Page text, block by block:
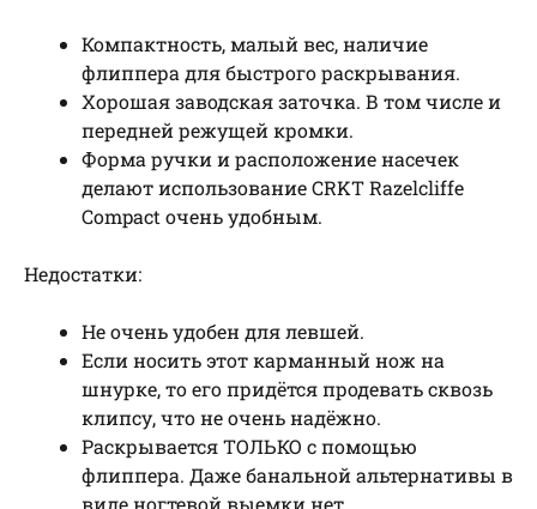
Компактность, малый вес, наличие
флиппера для быстрого раскрывания.
Хорошая заводская заточка. В том числе и
передней режущей кромки.
Форма ручки и расположение насечек
делают использование CRKT Razelcliffe
Compact очень удобным.
Недостатки:
Не очень удобен для левшей.
Если носить этот карманный нож на
шнурке, то его придётся продевать сквозь
клипсу, что не очень надёжно.
Раскрывается ТОЛЬКО с помощью
флиппера. Даже банальной альтернативы в
виде ногтевой выемки нет.